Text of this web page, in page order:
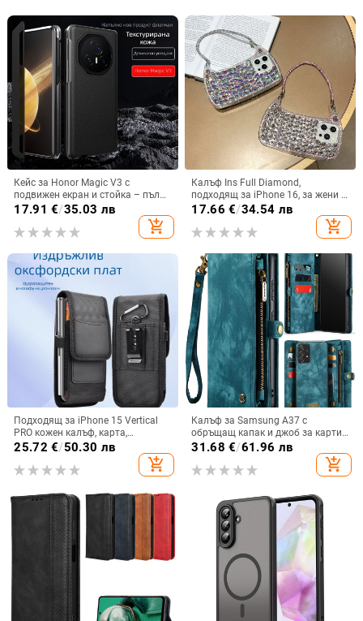
Кейс за Honor Magic V3 с
подвижен екран и стойка – пълна
защита, удароустойчив, против
имитационна кожа, прецизна
17.91 €/35.03 лв
add_shopping_cart
Калъф Ins Full Diamond,
подходящ за iPhone 16, за жени с
14-инчова личност, огледална
рамка с 13 големи отвора и
електролитно покритие, с
17.66 €/34.54 лв
add_shopping_cart
Подходящ за iPhone 15 Vertical
PRO кожен калъф, карта,
оксфордски плат, найлонов плат,
мобилен телефон
25.72 €/50.30 лв
add_shopping_cart
Калъф за Samsung A37 с
обръщащ капак и джоб за карти,
защита от падане, A16 джоб за
магнитно затваряне
31.68 €/61.96 лв
add_shopping_cart